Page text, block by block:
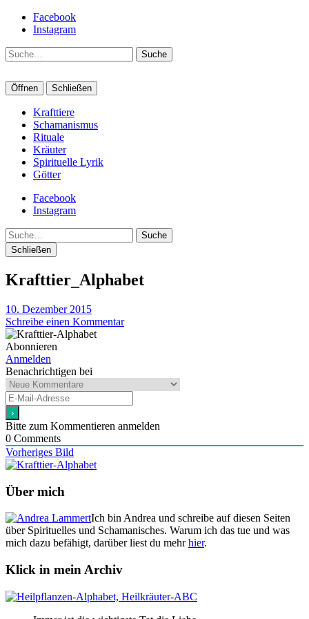
Facebook
Instagram
Suche
Öffnen Schließen
Krafttiere
Schamanismus
Rituale
Kräuter
Spirituelle Lyrik
Götter
Facebook
Instagram
Suche
Schließen
Krafttier_Alphabet
10. Dezember 2015
Schreibe einen Kommentar
Abonnieren
Anmelden
Benachrichtigen bei
Bitte zum Kommentieren anmelden
0 Comments
Vorheriges Bild
Über mich
Ich bin Andrea und schreibe auf diesen Seiten
über Spirituelles und Schamanisches. Warum ich das tue und was
mich dazu befähigt, darüber liest du mehrhier.
Klick in mein Archiv